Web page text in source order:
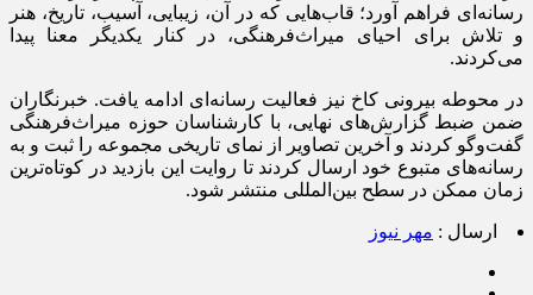
رسانه‌ای فراهم آورد؛ قاب‌هایی که در آن، زیبایی، آسیب، تاریخ، هنر
و تلاش برای احیای میراث‌فرهنگی، در کنار یکدیگر معنا پیدا
می‌کردند.
در محوطه بیرونی کاخ نیز فعالیت رسانه‌ای ادامه یافت. خبرنگاران
ضمن ضبط گزارش‌های نهایی، با کارشناسان حوزه میراث‌فرهنگی
گفت‌وگو کردند و آخرین تصاویر از نمای تاریخی مجموعه را ثبت و به
رسانه‌های متبوع خود ارسال کردند تا روایت این بازدید در کوتاه‌ترین
زمان ممکن در سطح بین‌المللی منتشر شود.
ارسال : مهر نیوز